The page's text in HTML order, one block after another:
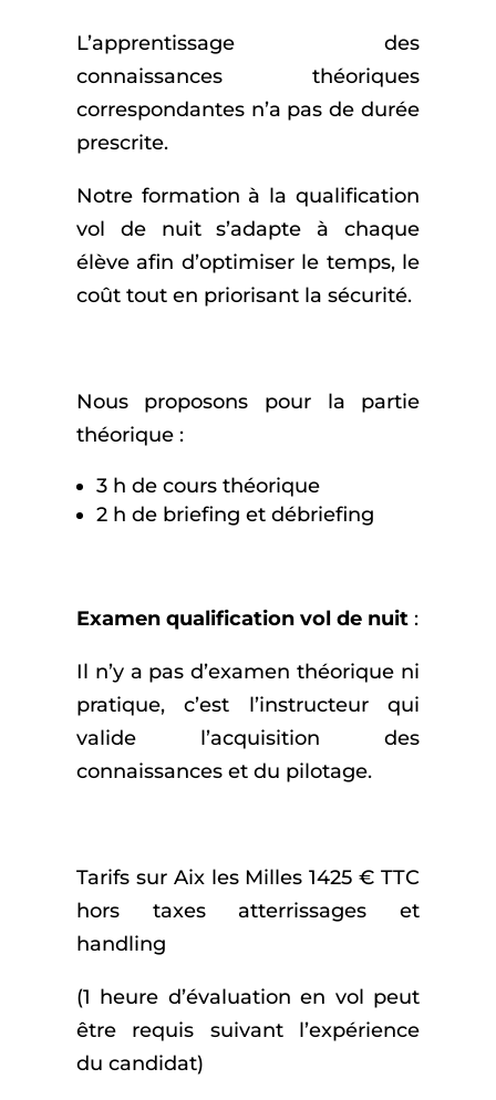
L’apprentissage des
connaissances théoriques
correspondantes n’a pas de durée
prescrite.
Notre formation à la qualification
vol de nuit s’adapte à chaque
élève afin d’optimiser le temps, le
coût tout en priorisant la sécurité.
Nous proposons pour la partie
théorique :
3 h de cours théorique
2 h de briefing et débriefing
Examen qualification vol de nuit:
Il n’y a pas d’examen théorique ni
pratique, c’est l’instructeur qui
valide l’acquisition des
connaissances et du pilotage.
Tarifs sur Aix les Milles 1425 € TTC
hors taxes atterrissages et
handling
(1 heure d’évaluation en vol peut
être requis suivant l’expérience
du candidat)